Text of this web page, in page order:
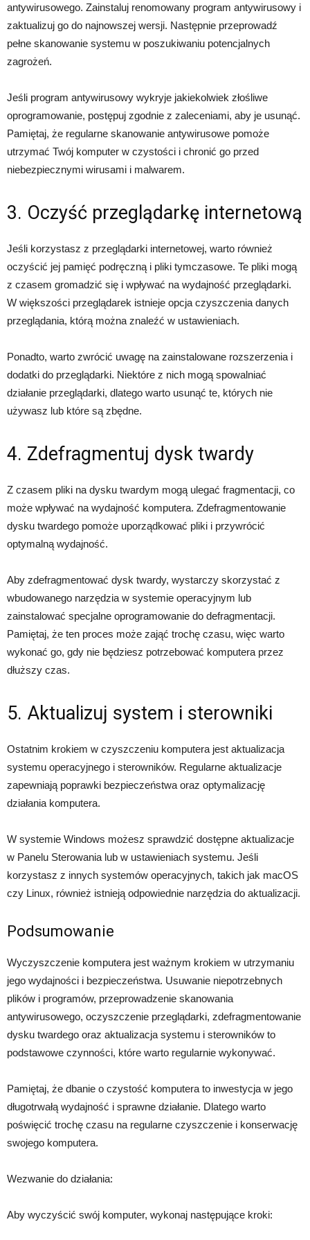
antywirusowego. Zainstaluj renomowany program antywirusowy i
zaktualizuj go do najnowszej wersji. Następnie przeprowadź
pełne skanowanie systemu w poszukiwaniu potencjalnych
zagrożeń.
Jeśli program antywirusowy wykryje jakiekolwiek złośliwe
oprogramowanie, postępuj zgodnie z zaleceniami, aby je usunąć.
Pamiętaj, że regularne skanowanie antywirusowe pomoże
utrzymać Twój komputer w czystości i chronić go przed
niebezpiecznymi wirusami i malwarem.
3. Oczyść przeglądarkę internetową
Jeśli korzystasz z przeglądarki internetowej, warto również
oczyścić jej pamięć podręczną i pliki tymczasowe. Te pliki mogą
z czasem gromadzić się i wpływać na wydajność przeglądarki.
W większości przeglądarek istnieje opcja czyszczenia danych
przeglądania, którą można znaleźć w ustawieniach.
Ponadto, warto zwrócić uwagę na zainstalowane rozszerzenia i
dodatki do przeglądarki. Niektóre z nich mogą spowalniać
działanie przeglądarki, dlatego warto usunąć te, których nie
używasz lub które są zbędne.
4. Zdefragmentuj dysk twardy
Z czasem pliki na dysku twardym mogą ulegać fragmentacji, co
może wpływać na wydajność komputera. Zdefragmentowanie
dysku twardego pomoże uporządkować pliki i przywrócić
optymalną wydajność.
Aby zdefragmentować dysk twardy, wystarczy skorzystać z
wbudowanego narzędzia w systemie operacyjnym lub
zainstalować specjalne oprogramowanie do defragmentacji.
Pamiętaj, że ten proces może zająć trochę czasu, więc warto
wykonać go, gdy nie będziesz potrzebować komputera przez
dłuższy czas.
5. Aktualizuj system i sterowniki
Ostatnim krokiem w czyszczeniu komputera jest aktualizacja
systemu operacyjnego i sterowników. Regularne aktualizacje
zapewniają poprawki bezpieczeństwa oraz optymalizację
działania komputera.
W systemie Windows możesz sprawdzić dostępne aktualizacje
w Panelu Sterowania lub w ustawieniach systemu. Jeśli
korzystasz z innych systemów operacyjnych, takich jak macOS
czy Linux, również istnieją odpowiednie narzędzia do aktualizacji.
Podsumowanie
Wyczyszczenie komputera jest ważnym krokiem w utrzymaniu
jego wydajności i bezpieczeństwa. Usuwanie niepotrzebnych
plików i programów, przeprowadzenie skanowania
antywirusowego, oczyszczenie przeglądarki, zdefragmentowanie
dysku twardego oraz aktualizacja systemu i sterowników to
podstawowe czynności, które warto regularnie wykonywać.
Pamiętaj, że dbanie o czystość komputera to inwestycja w jego
długotrwałą wydajność i sprawne działanie. Dlatego warto
poświęcić trochę czasu na regularne czyszczenie i konserwację
swojego komputera.
Wezwanie do działania:
Aby wyczyścić swój komputer, wykonaj następujące kroki: